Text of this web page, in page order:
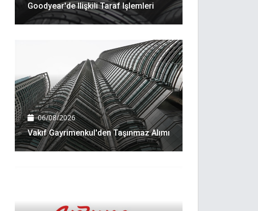
Goodyear'de Ilişkili Taraf Işlemleri
06/08/2026
Vakıf Gayrimenkul'den Taşınmaz Alımı